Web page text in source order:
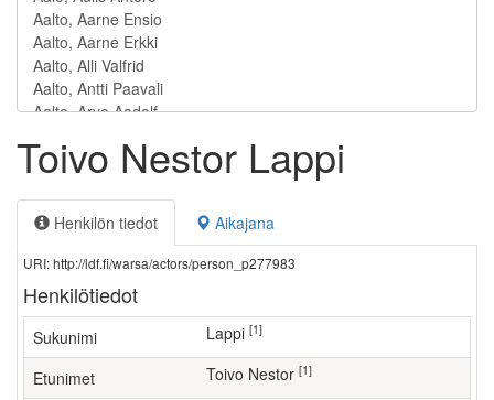
Toivo Nestor Lappi
Henkilön tiedot Aikajana
URI: http://ldf.fi/warsa/actors/person_p277983
Henkilötiedot
Sukunimi Lappi [1]
Etunimet Toivo Nestor [1]